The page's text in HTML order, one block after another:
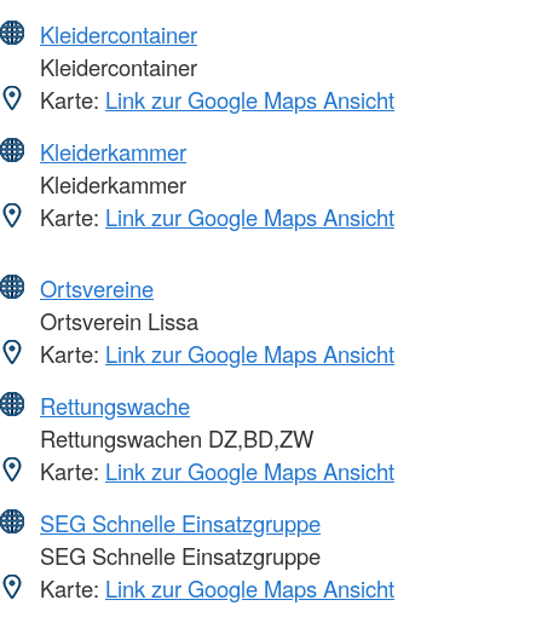
Kleidercontainer
Kleidercontainer
Karte: Link zur Google Maps Ansicht
Kleiderkammer
Kleiderkammer
Karte: Link zur Google Maps Ansicht
Ortsvereine
Ortsverein Lissa
Karte: Link zur Google Maps Ansicht
Rettungswache
Rettungswachen DZ,BD,ZW
Karte: Link zur Google Maps Ansicht
SEG Schnelle Einsatzgruppe
SEG Schnelle Einsatzgruppe
Karte: Link zur Google Maps Ansicht